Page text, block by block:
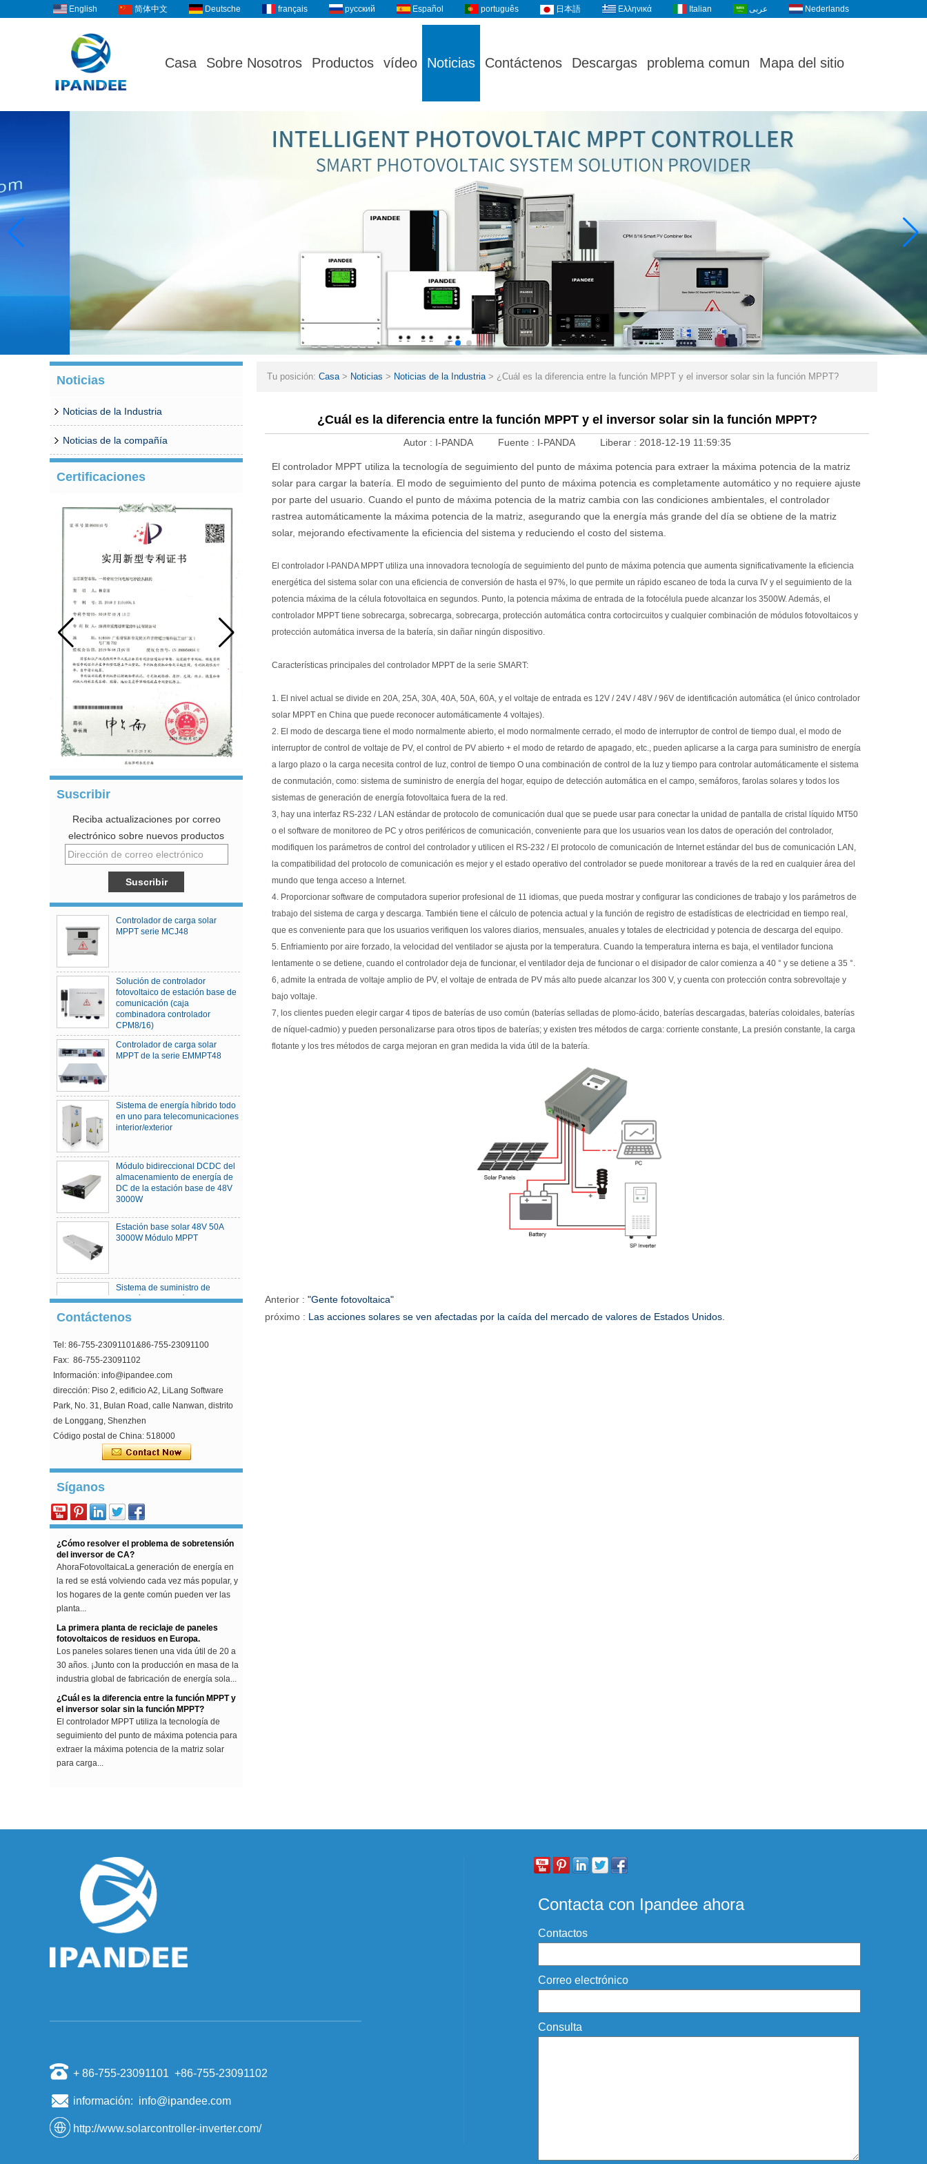
English 简体中文 Deutsche français русский Español português 日本語 Ελληνικά Italian عربى Nederlands
Casa Sobre Nosotros Productos vídeo Noticias Contáctenos Descargas problema comun Mapa del sitio
Noticias
Noticias de la Industria
Noticias de la compañía
Certificaciones
Suscribir
Reciba actualizaciones por correo
electrónico sobre nuevos productos
Controlador de carga solar
MPPT serie MCJ48
Solución de controlador
fotovoltaico de estación base de
comunicación (caja
combinadora controlador
CPM8/16)
Controlador de carga solar
MPPT de la serie EMMPT48
Sistema de energía híbrido todo
en uno para telecomunicaciones
interior/exterior
Módulo bidireccional DCDC del
almacenamiento de energía de
DC de la estación base de 48V
3000W
Estación base solar 48V 50A
3000W Módulo MPPT
Sistema de suministro de
energía de estación base de
Controlador de carga solar
MPPT
Contáctenos
Tel: 86-755-23091101&86-755-23091100
Fax: 86-755-23091102
Información: info@ipandee.com
dirección: Piso 2, edificio A2, LiLang Software
Park, No. 31, Bulan Road, calle Nanwan, distrito
de Longgang, Shenzhen
Código postal de China: 518000
Síganos
¿Por qué el voltaje de arranque del inversor es
más alto que el voltaje mínimo?
En el inversor conectado a la red fotovoltaica, un
parámetro es extraño, es decir, el voltaje de
apr...
del inversor de CA?
AhoraFotovoltaicaLa generación de energía en
la red se está volviendo cada vez más popular, y
los hogares de la gente común pueden ver las
planta...
fotovoltaicos de residuos en Europa.
Los paneles solares tienen una vida útil de 20 a
30 años. ¡Junto con la producción en masa de la
industria global de fabricación de energía sola...
el inversor solar sin la función MPPT?
El controlador MPPT utiliza la tecnología de
seguimiento del punto de máxima potencia para
extraer la máxima potencia de la matriz solar
para carga...
¿Por qué debería dejar de funcionar el inversor
cuando la red no tiene energía?
Algunas personas instalan un sistema
fotovoltaico, tendrán una mentalidad de "incluso
si se corta la red eléctrica, si hay sol, y sus
hogares pueden...
Las diez empresas de inversores fotovoltaicos
más importantes del mundo.
Según un informe de la Agencia de Noticias
Kyodo el 6 de noviembre, los profesores
visitantes de la Universidad de Tokio, Sugawara
y otros, abrieron ...
Patrón de competencia del mercado de
almacenamiento de energía doméstica
Tu posición: Casa > Noticias > Noticias de la Industria > ¿Cuál es la diferencia entre la función MPPT y el inversor solar sin la función MPPT?
¿Cuál es la diferencia entre la función MPPT y el inversor solar sin la función MPPT?
Autor : I-PANDA Fuente : I-PANDA Liberar : 2018-12-19 11:59:35
El controlador MPPT utiliza la tecnología de seguimiento del punto de máxima potencia para extraer la máxima potencia de la matriz
solar para cargar la batería. El modo de seguimiento del punto de máxima potencia es completamente automático y no requiere ajuste
por parte del usuario. Cuando el punto de máxima potencia de la matriz cambia con las condiciones ambientales, el controlador
rastrea automáticamente la máxima potencia de la matriz, asegurando que la energía más grande del día se obtiene de la matriz
solar, mejorando efectivamente la eficiencia del sistema y reduciendo el costo del sistema.
El controlador I-PANDA MPPT utiliza una innovadora tecnología de seguimiento del punto de máxima potencia que aumenta significativamente la eficiencia
energética del sistema solar con una eficiencia de conversión de hasta el 97%, lo que permite un rápido escaneo de toda la curva IV y el seguimiento de la
potencia máxima de la célula fotovoltaica en segundos. Punto, la potencia máxima de entrada de la fotocélula puede alcanzar los 3500W. Además, el
controlador MPPT tiene sobrecarga, sobrecarga, sobrecarga, protección automática contra cortocircuitos y cualquier combinación de módulos fotovoltaicos y
protección automática inversa de la batería, sin dañar ningún dispositivo.
Características principales del controlador MPPT de la serie SMART:
1. El nivel actual se divide en 20A, 25A, 30A, 40A, 50A, 60A, y el voltaje de entrada es 12V / 24V / 48V / 96V de identificación automática (el único controlador
solar MPPT en China que puede reconocer automáticamente 4 voltajes).
2. El modo de descarga tiene el modo normalmente abierto, el modo normalmente cerrado, el modo de interruptor de control de tiempo dual, el modo de
interruptor de control de voltaje de PV, el control de PV abierto + el modo de retardo de apagado, etc., pueden aplicarse a la carga para suministro de energía
a largo plazo o la carga necesita control de luz, control de tiempo O una combinación de control de la luz y tiempo para controlar automáticamente el sistema
de conmutación, como: sistema de suministro de energía del hogar, equipo de detección automática en el campo, semáforos, farolas solares y todos los
sistemas de generación de energía fotovoltaica fuera de la red.
3, hay una interfaz RS-232 / LAN estándar de protocolo de comunicación dual que se puede usar para conectar la unidad de pantalla de cristal líquido MT50
o el software de monitoreo de PC y otros periféricos de comunicación, conveniente para que los usuarios vean los datos de operación del controlador,
modifiquen los parámetros de control del controlador y utilicen el RS-232 / El protocolo de comunicación de Internet estándar del bus de comunicación LAN,
la compatibilidad del protocolo de comunicación es mejor y el estado operativo del controlador se puede monitorear a través de la red en cualquier área del
mundo que tenga acceso a Internet.
4. Proporcionar software de computadora superior profesional de 11 idiomas, que pueda mostrar y configurar las condiciones de trabajo y los parámetros de
trabajo del sistema de carga y descarga. También tiene el cálculo de potencia actual y la función de registro de estadísticas de electricidad en tiempo real,
que es conveniente para que los usuarios verifiquen los valores diarios, mensuales, anuales y totales de electricidad y potencia de descarga del equipo.
5. Enfriamiento por aire forzado, la velocidad del ventilador se ajusta por la temperatura. Cuando la temperatura interna es baja, el ventilador funciona
lentamente o se detiene, cuando el controlador deja de funcionar, el ventilador deja de funcionar o el disipador de calor comienza a 40 ° y se detiene a 35 °.
6, admite la entrada de voltaje amplio de PV, el voltaje de entrada de PV más alto puede alcanzar los 300 V, y cuenta con protección contra sobrevoltaje y
bajo voltaje.
7, los clientes pueden elegir cargar 4 tipos de baterías de uso común (baterías selladas de plomo-ácido, baterías descargadas, baterías coloidales, baterías
de níquel-cadmio) y pueden personalizarse para otros tipos de baterías; y existen tres métodos de carga: corriente constante, La presión constante, la carga
flotante y los tres métodos de carga mejoran en gran medida la vida útil de la batería.
Anterior : "Gente fotovoltaica"
próximo : Las acciones solares se ven afectadas por la caída del mercado de valores de Estados Unidos.
+ 86-755-23091101 +86-755-23091102
información: info@ipandee.com
http://www.solarcontroller-inverter.com/
Contacta con Ipandee ahora
Contactos
Correo electrónico
Consulta